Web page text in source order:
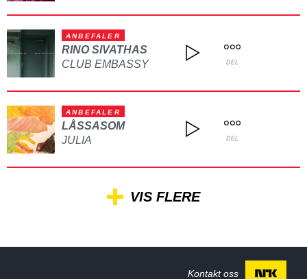
ANBEFALER
RINO SIVATHAS
CLUB EMBASSY
DEL
ANBEFALER
LÅSSASOM
JULIA
DEL
VIS FLERE
Kontakt oss